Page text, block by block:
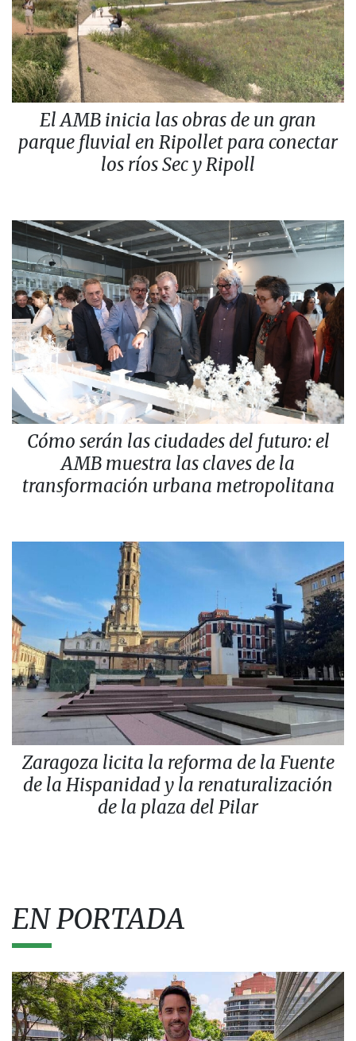
El AMB inicia las obras de un gran
parque fluvial en Ripollet para conectar
los ríos Sec y Ripoll
Cómo serán las ciudades del futuro: el
AMB muestra las claves de la
transformación urbana metropolitana
Zaragoza licita la reforma de la Fuente
de la Hispanidad y la renaturalización
de la plaza del Pilar
EN PORTADA